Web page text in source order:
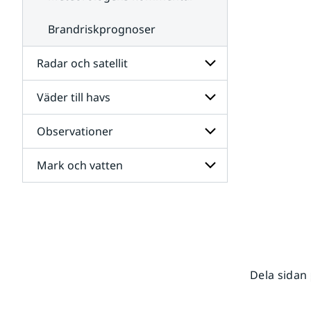
Brandriskprognoser
Radar och satellit
Undersidor
för
Radar
och
satellit
Väder till havs
Undersidor
för
Väder
till
havs
Observationer
Undersidor
för
Mark och vatten
Dela sidan